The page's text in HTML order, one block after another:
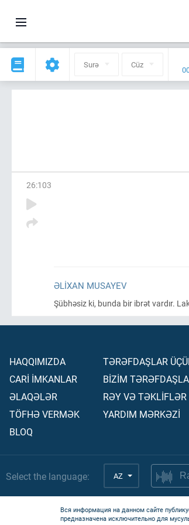
Surə Cüz
26:103
ƏLIXAN MUSAYEV
Şübhəsiz ki, bunda bir ibrət vardır.
HAQQIMIZDA
CARİ İMKANLAR
ƏLAQƏLƏR
TÖFHƏ VERMƏK
BLOQ
TƏRƏFDAŞLAR
BİZİM
RƏY VƏ TƏKLİFLƏR
YARDIM MƏRKƏZİ
Select the language: AZ
Вся информация на данном сайте
предназначена исключительно для